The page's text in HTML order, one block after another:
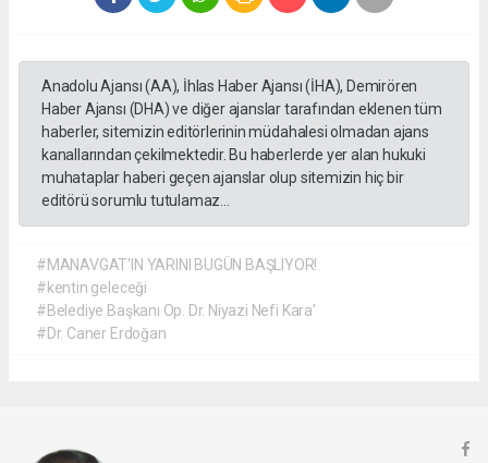
Anadolu Ajansı (AA), İhlas Haber Ajansı (İHA), Demirören
Haber Ajansı (DHA) ve diğer ajanslar tarafından eklenen tüm
haberler, sitemizin editörlerinin müdahalesi olmadan ajans
kanallarından çekilmektedir. Bu haberlerde yer alan hukuki
muhataplar haberi geçen ajanslar olup sitemizin hiç bir
editörü sorumlu tutulamaz...
#MANAVGAT'IN YARINI BUGÜN BAŞLIYOR!
#kentin geleceği
#Belediye Başkanı Op. Dr. Niyazi Nefi Kara'
#Dr. Caner Erdoğan